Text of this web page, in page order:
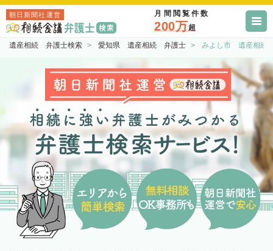
朝日新聞社運営 月間閲覧件数
200万超
遺産相続 弁護士検索 愛知県 遺産相続 弁護士 みよし市 遺産相続